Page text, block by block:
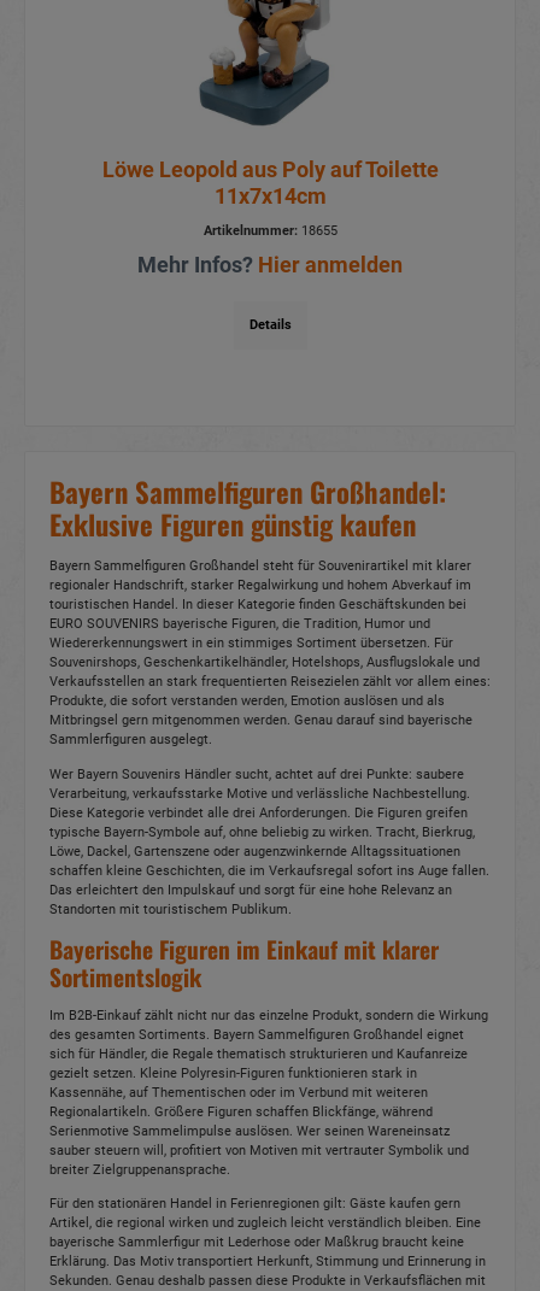
Löwe Leopold aus Poly auf Toilette
11x7x14cm
Artikelnummer:18655
Mehr Infos? Hier anmelden
Details
Bayern Sammelfiguren Großhandel:
Exklusive Figuren günstig kaufen
Bayern Sammelfiguren Großhandel steht für Souvenirartikel mit klarer
regionaler Handschrift, starker Regalwirkung und hohem Abverkauf im
touristischen Handel. In dieser Kategorie finden Geschäftskunden bei
EURO SOUVENIRS bayerische Figuren, die Tradition, Humor und
Wiedererkennungswert in ein stimmiges Sortiment übersetzen. Für
Souvenirshops, Geschenkartikelhändler, Hotelshops, Ausflugslokale und
Verkaufsstellen an stark frequentierten Reisezielen zählt vor allem eines:
Produkte, die sofort verstanden werden, Emotion auslösen und als
Mitbringsel gern mitgenommen werden. Genau darauf sind bayerische
Sammlerfiguren ausgelegt.
Wer Bayern Souvenirs Händler sucht, achtet auf drei Punkte: saubere
Verarbeitung, verkaufsstarke Motive und verlässliche Nachbestellung.
Diese Kategorie verbindet alle drei Anforderungen. Die Figuren greifen
typische Bayern-Symbole auf, ohne beliebig zu wirken. Tracht, Bierkrug,
Löwe, Dackel, Gartenszene oder augenzwinkernde Alltagssituationen
schaffen kleine Geschichten, die im Verkaufsregal sofort ins Auge fallen.
Das erleichtert den Impulskauf und sorgt für eine hohe Relevanz an
Standorten mit touristischem Publikum.
Bayerische Figuren im Einkauf mit klarer
Sortimentslogik
Im B2B-Einkauf zählt nicht nur das einzelne Produkt, sondern die Wirkung
des gesamten Sortiments. Bayern Sammelfiguren Großhandel eignet
sich für Händler, die Regale thematisch strukturieren und Kaufanreize
gezielt setzen. Kleine Polyresin-Figuren funktionieren stark in
Kassennähe, auf Thementischen oder im Verbund mit weiteren
Regionalartikeln. Größere Figuren schaffen Blickfänge, während
Serienmotive Sammelimpulse auslösen. Wer seinen Wareneinsatz
sauber steuern will, profitiert von Motiven mit vertrauter Symbolik und
breiter Zielgruppenansprache.
Für den stationären Handel in Ferienregionen gilt: Gäste kaufen gern
Artikel, die regional wirken und zugleich leicht verständlich bleiben. Eine
bayerische Sammlerfigur mit Lederhose oder Maßkrug braucht keine
Erklärung. Das Motiv transportiert Herkunft, Stimmung und Erinnerung in
Sekunden. Genau deshalb passen diese Produkte in Verkaufsflächen mit